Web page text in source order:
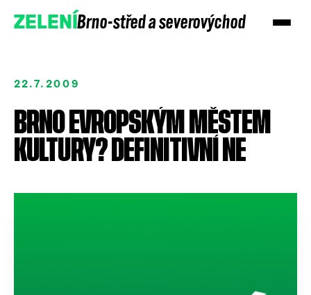
ZELENÍBrno-střed a severovýchod
22.7.2009
BRNO EVROPSKÝM MĚSTEM
KULTURY? DEFINITIVNÍ NE